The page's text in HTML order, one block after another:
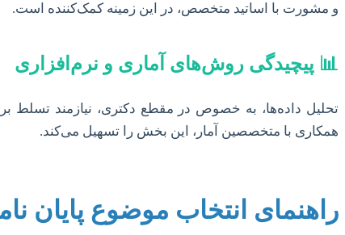
و مشورت با اساتید متخصص، در این زمینه کمک‌کننده است.
📊 پیچیدگی روش‌های آماری و نرم‌افزاری
همکاری با متخصصین آمار، این بخش را تسهیل می‌کند.
راهنمای انتخاب موضوع پایان